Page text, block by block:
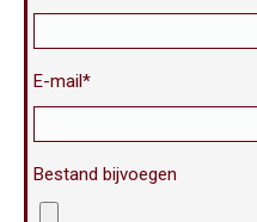
E-mail*
Bestand bijvoegen